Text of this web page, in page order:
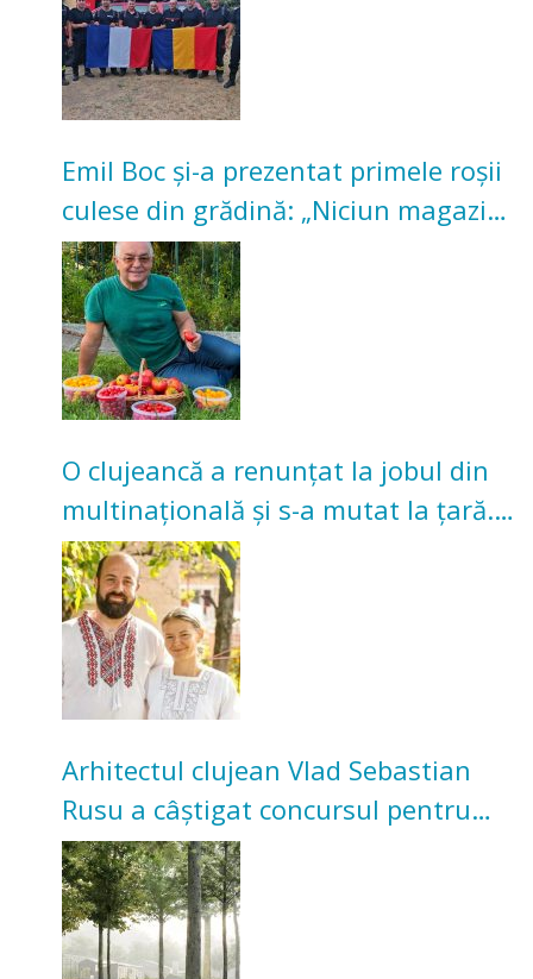
Emil Boc și-a prezentat primele roșii
culese din grădină: „Niciun magazin
nu poate oferi această satisfacție”
O clujeancă a renunțat la jobul din
multinațională și s-a mutat la țară.
Acum cultivă legume în grădina
bunicilor
Arhitectul clujean Vlad Sebastian
Rusu a câștigat concursul pentru
transformarea Grădinii Casei
Universitarilor